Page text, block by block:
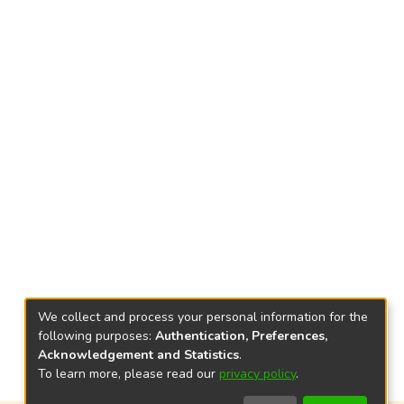
We collect and process your personal information for the
following purposes: Authentication, Preferences,
Acknowledgement and Statistics.
To learn more, please read our privacy policy.